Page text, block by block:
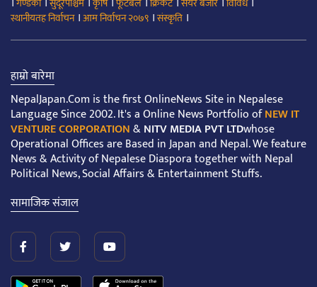
गण्डकी सुदूरपश्चिम कृषि फूटबल क्रिकेट सेयर बजार विविध
स्थानीयतह निर्वाचन।आम निर्वाचन २०७९ ।संस्कृति ।
हाम्रो बारेमा
NepalJapan.Com is the first OnlineNews Site in Nepalese
Language Since 2002. It's a Online News Portfolio ofNEW IT
VENTURE CORPORATION&NITV MEDIA PVT LTDwhose
Operational Offices are Based in Japan and Nepal. We feature
News & Activity of Nepalese Diaspora together with Nepal
Political News, Social Affairs & Entertainment Stuffs.
सामाजिक संजाल